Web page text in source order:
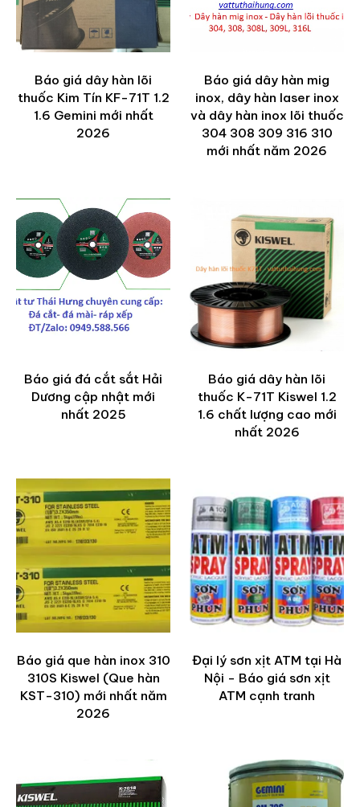
Báo giá dây hàn lõi
thuốc Kim Tín KF-71T 1.2
1.6 Gemini mới nhất
2026
Báo giá dây hàn mig
inox, dây hàn laser inox
và dây hàn inox lõi thuốc
304 308 309 316 310
mới nhất năm 2026
Báo giá đá cắt sắt Hải
Dương cập nhật mới
nhất 2025
Báo giá dây hàn lõi
thuốc K-71T Kiswel 1.2
1.6 chất lượng cao mới
nhất 2026
Báo giá que hàn inox 310
310S Kiswel (Que hàn
KST-310) mới nhất năm
2026
Đại lý sơn xịt ATM tại Hà
Nội - Báo giá sơn xịt
ATM cạnh tranh